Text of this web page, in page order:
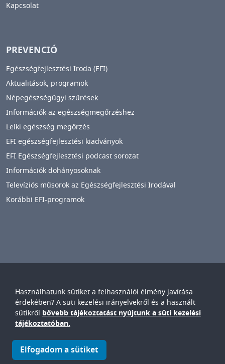
Használhatunk sütiket a felhasználói élmény javítása
érdekében? A süti kezelési irányelvekről és a használt
sütikről bővebb tájékoztatást nyújtunk a süti kezelési
tájékoztatóban.
Elfogadom a sütiket
IMAGE
IMAGE
Kapcsolat
PREVENCIÓ
Egészségfejlesztési Iroda (EFI)
Aktualitások, programok
Népegészségügyi szűrések
Információk az egészségmegőrzéshez
Lelki egészség megőrzés
EFI egészségfejlesztési kiadványok
EFI Egészségfejlesztési podcast sorozat
Információk dohányosoknak
Televíziós műsorok az Egészségfejlesztési Irodával
Korábbi EFI-programok
Győr-Moson-Sopron Vármegyei
Petz Aladár
Egyetemi Oktató Kórház
© Győr-Moson-Sopron Vármegyei Petz Aladár Egyetemi Oktató
Kórház • 9024. Győr, Vasvári P. u. 2-4.